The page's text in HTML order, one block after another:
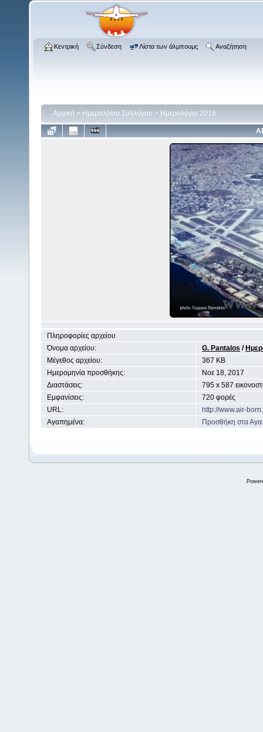
Κεντρική Σύνδεση Λίστα των άλμπουμς Αναζήτηση
Αρχική > Ημερολόγια Συλλόγου > Ημερολόγιο 2016
Πληροφορίες αρχείου
Όνομα αρχείου:
G. Pantalos /
Μέγεθος αρχείου:
367 KB
Ημερομηνία προσθήκης:
Noε 18, 2017
Διαστάσεις:
795 x 587
Εμφανίσεις:
720 φορές
URL:
http://www.air-
Αγαπημένα:
Προσθήκη στα